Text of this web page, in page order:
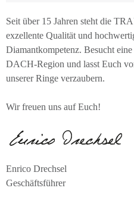
Seit über 15 Jahren steht die
exzellente Qualität und
Diamantkompetenz. Besucht
DACH-Region und lasst Euch
unserer Ringe verzaubern.
Wir freuen uns auf Euch!
Enrico Drechsel
Geschäftsführer